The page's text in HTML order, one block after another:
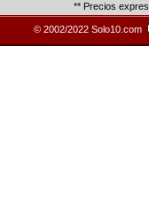
** Precios
© 2002/2022 Solo10.com